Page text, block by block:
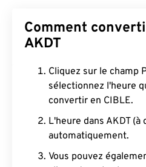
Comment
AKDT
Cliquez sur le champ
sélectionnez l'heure
convertir en CIBLE.
L'heure dans AKDT
automatiquement.
Vous pouvez